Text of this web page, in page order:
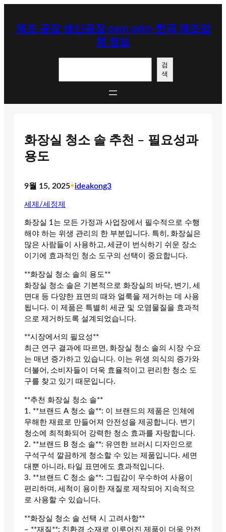
제조 공장 생산공장 oem odm-한국 제조업
체 정보
검
색
화장실 청소 솔 추천 – 필요성과
용도
9월 15, 2025•ideakong3
세제/세정제
화장실 1는 모든 가정과 사업장에서 필수적으로 수행
해야 하는 위생 관리의 한 부분입니다. 특히, 화장실은
많은 사람들이 사용하고, 세균이 번식하기 쉬운 장소
이기에 효과적인 청소 도구의 선택이 중요합니다.
**화장실 청소 솔의 용도**
화장실 청소 솔은 기본적으로 화장실의 바닥, 변기, 세
면대 등 다양한 표면의 때와 얼룩을 제거하는 데 사용
됩니다. 이 제품은 특별히 세균 및 오염물질을 효과적
으로 제거하도록 설계되었습니다.
**시장에서의 필요성**
최근 연구 결과에 따르면, 화장실 청소 솔의 시장 수요
는 매년 증가하고 있습니다. 이는 위생 의식의 증가와
더불어, 소비자들이 더욱 효율적이고 편리한 청소 도
구를 찾고 있기 때문입니다.
**추천 화장실 청소 솔**
1. **브랜드 A 청소 솔**: 이 브랜드의 제품은 인체에
무해한 재료로 만들어져 안전성을 제공합니다. 변기
청소에 최적화되어 강력한 청소 효과를 자랑합니다.
2. **브랜드 B 청소 솔**: 유연한 브러시 디자인으로
구석구석 깔끔하게 청소할 수 있는 제품입니다. 세면
대뿐 아니라, 타일 표면에도 효과적입니다.
3. **브랜드 C 청소 솔**: 그립감이 우수하여 사용이
편리하며, 세척이 용이한 재질로 제작되어 지속적으
로 사용할 수 있습니다.
**화장실 청소 솔 선택 시 고려사항**
– **재질**: 친환경 소재로 이루어진 제품이 더욱 안전